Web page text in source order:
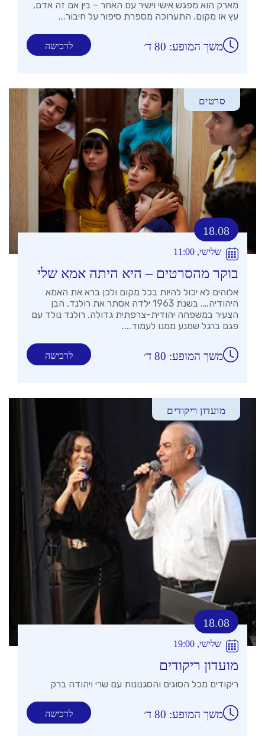
מארק הוא מפגש אישי וישיר עם האחר – בין אם זה אדם,
עץ או מקום. התערוכה מספרת סיפור על חיבור...
לרכישה משך המופע: 80 ד׳
סרטים
18.08
שלישי, 11:00
בוקר מהסרטים – היא היתה אמא שלי
אלוהים לא יכול להיות בכל מקום ולכן ברא את האמא
היהודיה…. בשנת 1963 ילדה אסתר את רולנד, הבן
הצעיר במשפחה יהודית-צרפתית גדולה. רולנד נולד עם
פגם ברגל שמנע ממנו לעמוד....
לרכישה משך המופע: 80 ד׳
מועדון ריקודים
18.08
שלישי, 19:00
מועדון ריקודים
ריקודים מכל הסוגים והסגנונות עם שרי ויהודה ברק
לרכישה משך המופע: 80 ד׳